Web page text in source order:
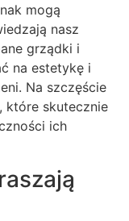
mogą
nasz
grządki i
na estetykę i
Na szczęście
które skutecznie
ich